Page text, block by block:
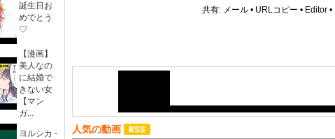
誕生日お
めでとう
♡
【漫画】
美人なの
に結婚で
きない女
【マン
ガ...
ヨルシカ -
共有: メール • URLコピー • Editor •
人気の動画